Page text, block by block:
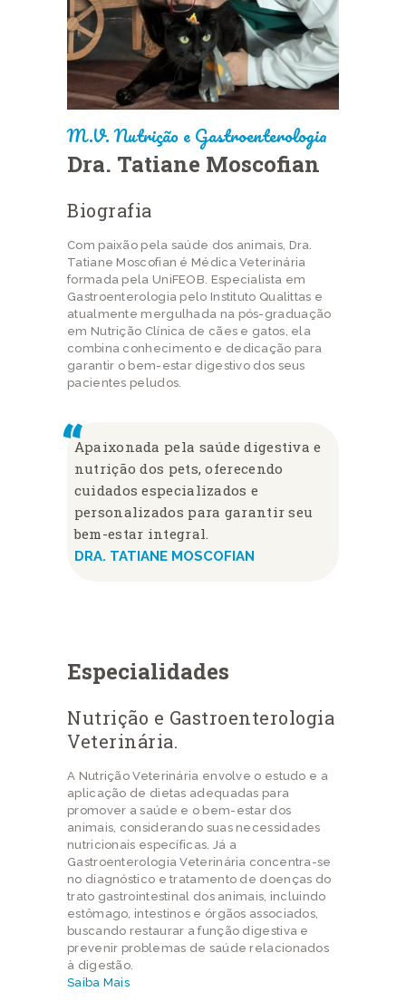
M.V. Nutrição e Gastroenterologia
Dra. Tatiane Moscofian
Biografia
Com paixão pela saúde dos animais, Dra.
Tatiane Moscofian é Médica Veterinária
formada pela UniFEOB. Especialista em
Gastroenterologia pelo Instituto Qualittas e
atualmente mergulhada na pós-graduação
em Nutrição Clínica de cães e gatos, ela
combina conhecimento e dedicação para
garantir o bem-estar digestivo dos seus
pacientes peludos.
Apaixonada pela saúde digestiva e
nutrição dos pets, oferecendo
cuidados especializados e
personalizados para garantir seu
bem-estar integral.
DRA. TATIANE MOSCOFIAN
Especialidades
Nutrição e Gastroenterologia
Veterinária.
A Nutrição Veterinária envolve o estudo e a
aplicação de dietas adequadas para
promover a saúde e o bem-estar dos
animais, considerando suas necessidades
nutricionais específicas. Já a
Gastroenterologia Veterinária concentra-se
no diagnóstico e tratamento de doenças do
trato gastrointestinal dos animais, incluindo
estômago, intestinos e órgãos associados,
buscando restaurar a função digestiva e
prevenir problemas de saúde relacionados
à digestão.
Saiba Mais